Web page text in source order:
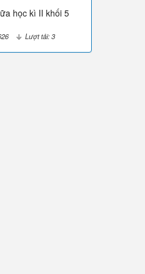
học kì II khối 5
Lượt tải: 3